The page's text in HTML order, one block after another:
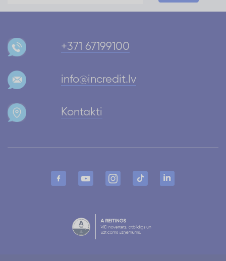
+371 67199100
info@incredit.lv
Kontakti